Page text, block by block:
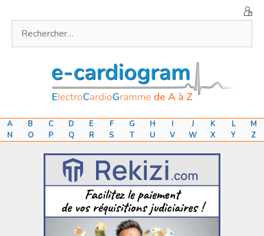
contenu
A B C D E F G H I J K L
M
N
O P Q R S T U V W X Y Z